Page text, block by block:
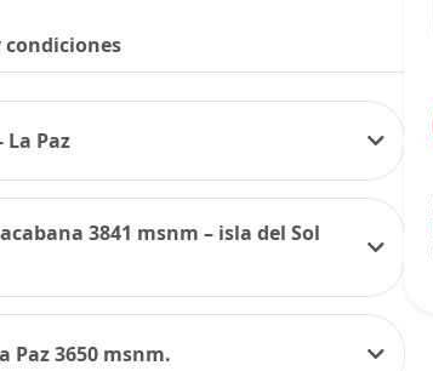
condiciones
Paz
3841 msnm – isla del Sol
Paz 3650 msnm.